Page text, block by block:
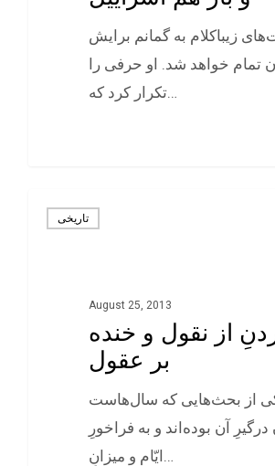
زيباکلام به گمانم برايش
تمام خواهد شد. او حرفی را
تکرار کرد که…
تاريخی
August 25, 2013
از نقول و خنده
بر عقول
از بحث‌هایی که سال‌هاست
درگیرِ آن بوده‌اند و به فراخورِ
ايّام و ميزانِ…